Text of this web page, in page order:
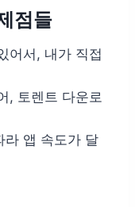
점들
어서, 내가 직접
, 토렌트 다운로
라 앱 속도가 달